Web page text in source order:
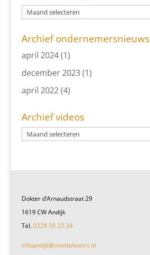
Archief ondernemersnieuws
april 2024(1)
december 2023(1)
april 2022(4)
Archief videos
Dokter d’Arnaudstraat 29
1619 CW Andijk
Tel.0228 59 22 24
infoandijk@mantelvoors.nl